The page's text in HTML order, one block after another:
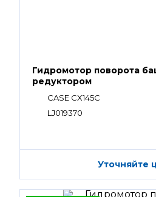
Гидромотор поворота
редуктором
CASE CX145C
LJ019370
Уточняйте